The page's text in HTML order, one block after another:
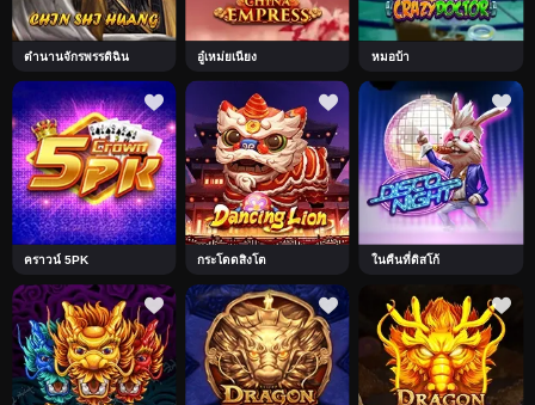
ตำนานจักรพรรดิฉิน อู๋เหม่ยเนียง หมอบ้า
คราวน์ 5PK กระโดดสิงโต ในคืนที่ดิสโก้